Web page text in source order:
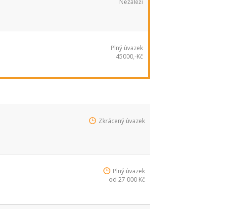
Nezáleží
Plný úvazek
45000,-Kč
Zkrácený úvazek
Plný úvazek
od 27 000 Kč